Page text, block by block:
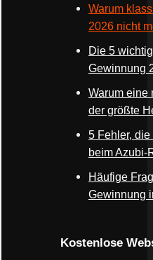
Warum
2026 nicht
Die 5
Gewinnung
Warum eine
der größte
5 Fehler,
beim Azubi-
Häufige
Gewinnung
Kostenlose